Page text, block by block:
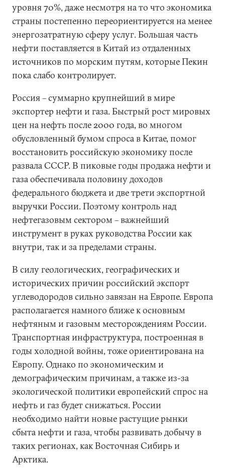
уровня 70%, даже несмотря на то что экономика
страны постепенно переориентируется на менее
энергозатратную сферу услуг. Большая часть
нефти поставляется в Китай из отдаленных
источников по морским путям, которые Пекин
пока слабо контролирует.
Россия – суммарно крупнейший в мире
экспортер нефти и газа. Быстрый рост мировых
цен на нефть после 2000 года, во многом
обусловленный бумом спроса в Китае, помог
восстановить российскую экономику после
развала СССР. В пиковые годы продажа нефти и
газа обеспечивала половину доходов
федерального бюджета и две трети экспортной
выручки России. Поэтому контроль над
нефтегазовым сектором – важнейший
инструмент в руках руководства России как
внутри, так и за пределами страны.
В силу геологических, географических и
исторических причин российский экспорт
углеводородов сильно завязан на Европе. Европа
располагается намного ближе к основным
нефтяным и газовым месторождениям России.
Транспортная инфраструктура, построенная в
годы холодной войны, тоже ориентирована на
Европу. Однако по экономическим и
демографическим причинам, а также из-за
экологической политики европейский спрос на
нефть и газ будет снижаться. России
необходимо найти новые растущие рынки
сбыта нефти и газа, чтобы развивать добычу в
таких регионах, как Восточная Сибирь и
Арктика.